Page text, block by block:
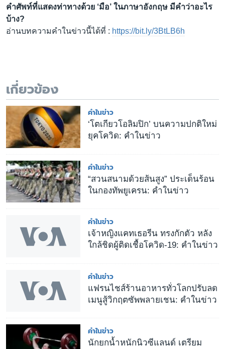
คำศัพท์ที่แสดงท่าทางด้วย ‘มือ’ ในภาษาอังกฤษ มีคำว่าอะไร
บ้าง?
อ่านบทความคำในข่าวนี้ได้ที่ : https://bit.ly/3BtLB6h
เกี่ยวข้อง
คำในข่าว
‘โตเกียวโอลิมปิก’ บนความปกติใหม่
ยุคโควิด: คำในข่าว
คำในข่าว
“สวนสนามด้วยส้นสูง” ประเด็นร้อน
ในกองทัพยูเครน: คำในข่าว
คำในข่าว
เจ้าหญิงแคทเธอรีน ทรงกักตัว หลัง
ใกล้ชิดผู้ติดเชื้อโควิด-19: คำในข่าว
คำในข่าว
แฟรนไชส์ร้านอาหารทั่วโลกปรับลด
เมนูสู้วิกฤตซัพพลายเชน: คำในข่าว
คำในข่าว
นักยกน้ำหนักนิวซีแลนด์ เตรียม